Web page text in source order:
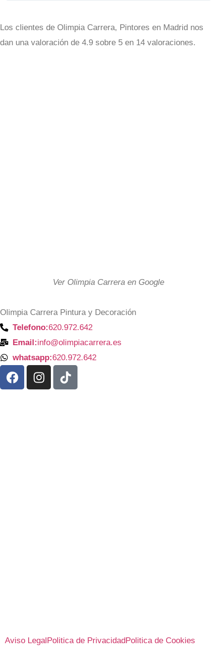
Los clientes de Olimpia Carrera, Pintores en Madrid nos
dan una valoración de 4.9 sobre 5 en 14 valoraciones.
Ver Olimpia Carrera en Google
Olimpia Carrera Pintura y Decoración
Telefono:620.972.642
Email:info@olimpiacarrera.es
whatsapp:620.972.642
Aviso Legal Politica de Privacidad Politica de Cookies